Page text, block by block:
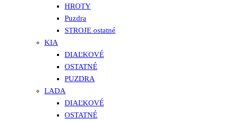
HROTY
Puzdra
STROJE ostatné
KIA
DIAĽKOVÉ
OSTATNÉ
PUZDRA
LADA
DIAĽKOVÉ
OSTATNÉ